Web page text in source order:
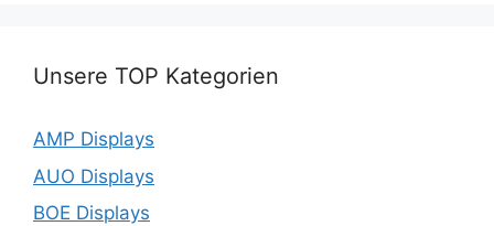
Unsere TOP Kategorien
AMP Displays
AUO Displays
BOE Displays